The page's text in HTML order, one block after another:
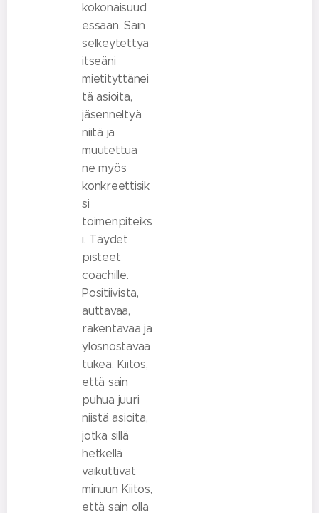
kokonaisuud
essaan. Sain
selkeytettyä
itseäni
mietityttänei
tä asioita,
jäsenneltyä
niitä ja
muutettua
ne myös
konkreettisik
si
toimenpiteiks
i. Täydet
pisteet
coachille.
Positiivista,
auttavaa,
rakentavaa ja
ylösnostavaa
tukea. Kiitos,
että sain
puhua juuri
niistä asioita,
jotka sillä
hetkellä
vaikuttivat
minuun Kiitos,
että sain olla